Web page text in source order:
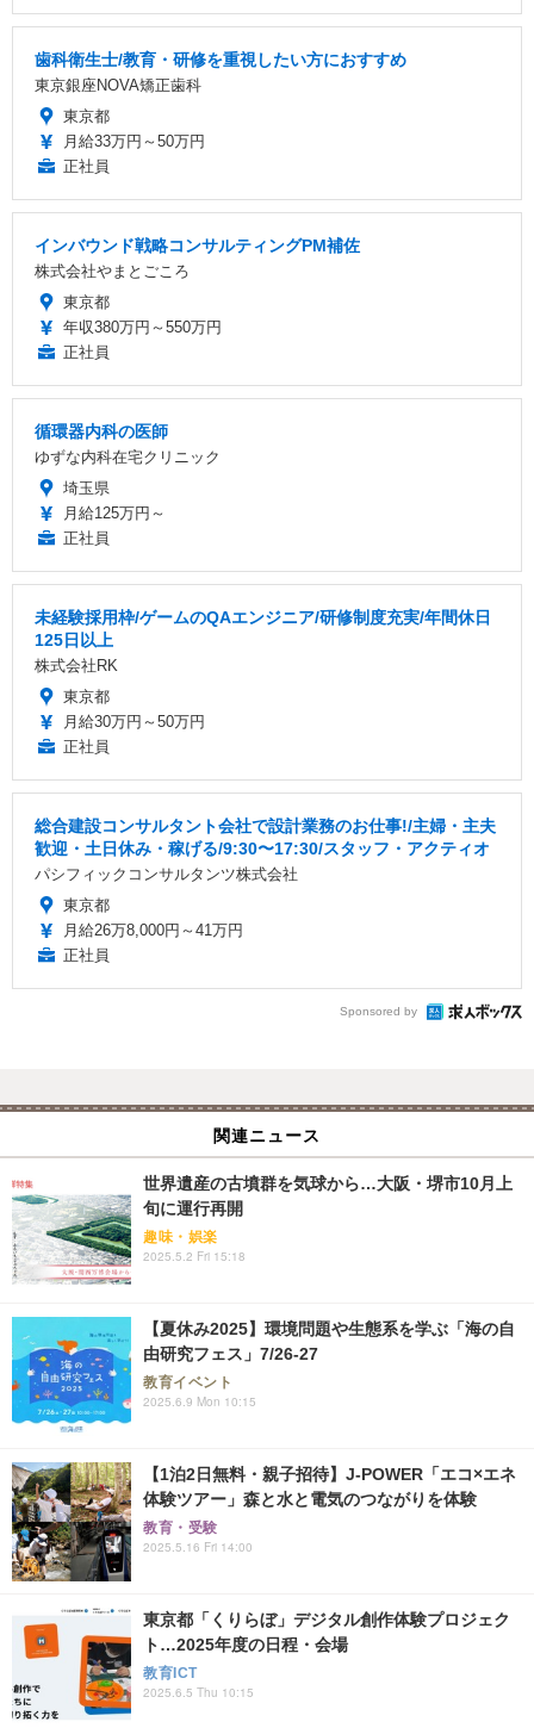
歯科衛生士/教育・研修を重視したい方におすすめ
東京銀座NOVA矯正歯科
東京都
月給33万円～50万円
正社員
インバウンド戦略コンサルティングPM補佐
株式会社やまとごころ
東京都
年収380万円～550万円
正社員
循環器内科の医師
ゆずな内科在宅クリニック
埼玉県
月給125万円～
正社員
未経験採用枠/ゲームのQAエンジニア/研修制度充実/年間休日
125日以上
株式会社RK
東京都
月給30万円～50万円
正社員
総合建設コンサルタント会社で設計業務のお仕事!/主婦・主夫
歓迎・土日休み・稼げる/9:30〜17:30/スタッフ・アクティオ
パシフィックコンサルタンツ株式会社
東京都
月給26万8,000円～41万円
正社員
Sponsored by
関連ニュース
世界遺産の古墳群を気球から…大阪・堺市10月上
旬に運行再開
趣味・娯楽
2025.5.2 Fri 15:18
【夏休み2025】環境問題や生態系を学ぶ「海の自
由研究フェス」7/26-27
教育イベント
2025.6.9 Mon 10:15
【1泊2日無料・親子招待】J-POWER「エコ×エネ
体験ツアー」森と水と電気のつながりを体験
教育・受験
2025.5.16 Fri 14:00
東京都「くりらぼ」デジタル創作体験プロジェク
ト…2025年度の日程・会場
教育ICT
2025.6.5 Thu 10:15